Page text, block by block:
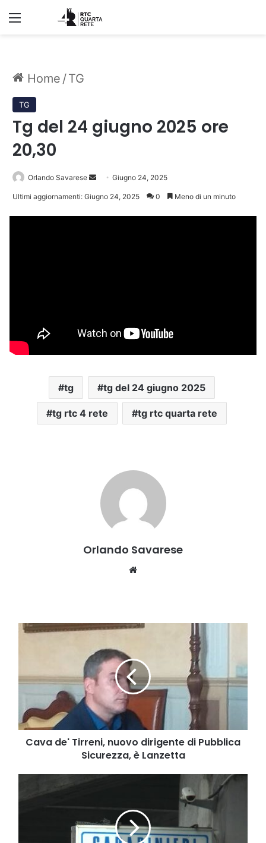
Menu
Home /TG
TG
Tg del 24 giugno 2025 ore
20,30
Orlando Savarese
Invia Giugno 24, 2025
Ultimi aggiornamenti: Giugno 24, 2025 0 Meno di un minuto
tg tg del 24 giugno 2025
tg rtc 4 rete tg rtc quarta rete
Orlando Savarese
Cava
dirigente
Pubblica
Sicurezza,
è
Lanzetta
Cava de' Tirreni, nuovo dirigente di Pubblica
Sicurezza, è Lanzetta
maltrattamenti